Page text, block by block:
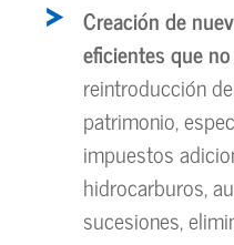
Creación de
eficientes que
reintroducción
patrimonio,
impuestos
hidrocarburos,
sucesiones,